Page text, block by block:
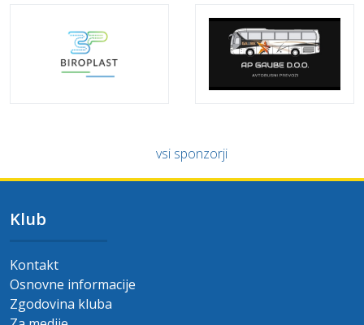
vsi sponzorji
Klub
Kontakt
Osnovne informacije
Zgodovina kluba